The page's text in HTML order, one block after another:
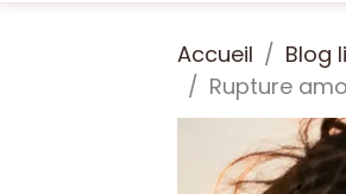
Accueil
Blog
Rupture